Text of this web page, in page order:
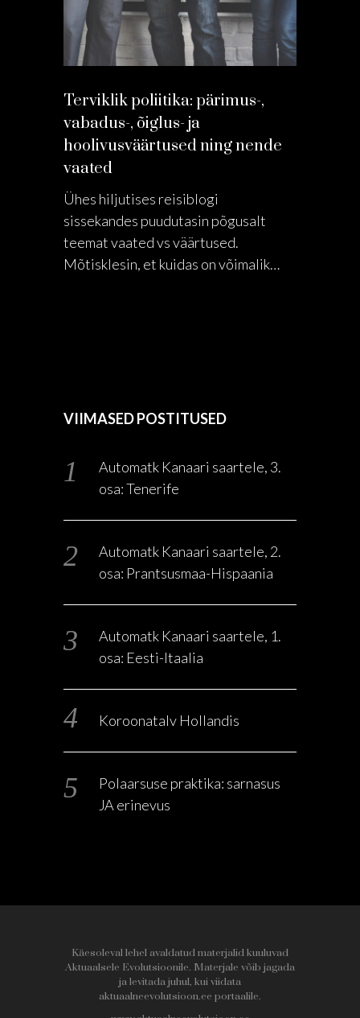
Terviklik poliitika: pärimus-,
vabadus-, õiglus- ja
hoolivusväärtused ning nende
vaated
Ühes hiljutises reisiblogi
sissekandes puudutasin põgusalt
teemat vaated vs väärtused.
Mõtisklesin, et kuidas on võimalik…
VIIMASED POSTITUSED
Automatk Kanaari saartele, 3.
osa: Tenerife
Automatk Kanaari saartele, 2.
osa: Prantsusmaa-Hispaania
Automatk Kanaari saartele, 1.
osa: Eesti-Itaalia
Koroonatalv Hollandis
Polaarsuse praktika: sarnasus
JA erinevus
Käesoleval lehel avaldatud materjalid kuuluvad
Aktuaalsele Evolutsioonile. Materjale võib jagada
ja levitada juhul, kui viidata
aktuaalneevolutsioon.ee portaalile.